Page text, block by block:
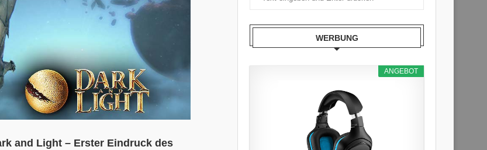
and Light – Erster Eindruck des
WERBUNG
ANGEBOT